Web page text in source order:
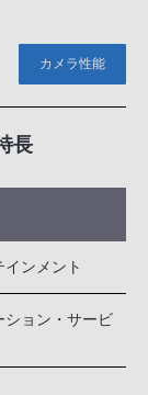
カメラ性能
長
インメント
ション・サービ